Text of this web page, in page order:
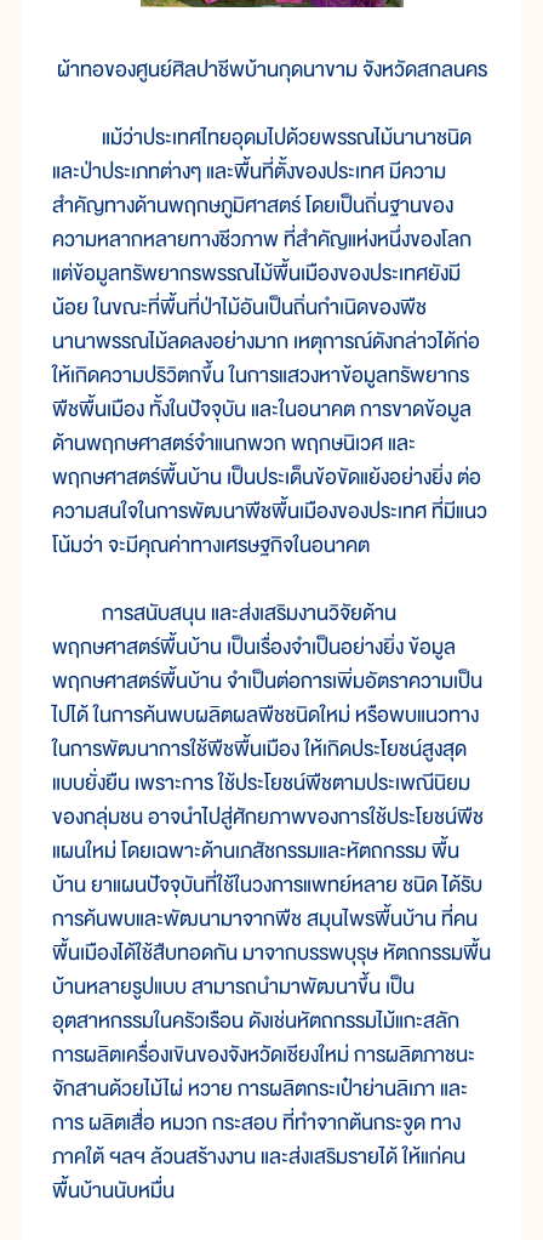
ผ้าทอของศูนย์ศิลปาชีพบ้านกุดนาขาม จังหวัดสกลนคร
แม้ว่าประเทศไทยอุดมไปด้วยพรรณไม้นานาชนิด
และป่าประเภทต่างๆ และพื้นที่ตั้งของประเทศ มีความ
สำคัญทางด้านพฤกษภูมิศาสตร์ โดยเป็นถิ่นฐานของ
ความหลากหลายทางชีวภาพ ที่สำคัญแห่งหนึ่งของโลก
แต่ข้อมูลทรัพยากรพรรณไม้พื้นเมืองของประเทศยังมี
น้อย ในขณะที่พื้นที่ป่าไม้อันเป็นถิ่นกำเนิดของพืช
นานาพรรณไม้ลดลงอย่างมาก เหตุการณ์ดังกล่าวได้ก่อ
ให้เกิดความปริวิตกขึ้น ในการแสวงหาข้อมูลทรัพยากร
พืชพื้นเมือง ทั้งในปัจจุบัน และในอนาคต การขาดข้อมูล
ด้านพฤกษศาสตร์จำแนกพวก พฤกษนิเวศ และ
พฤกษศาสตร์พื้นบ้าน เป็นประเด็นข้อขัดแย้งอย่างยิ่ง ต่อ
ความสนใจในการพัฒนาพืชพื้นเมืองของประเทศ ที่มีแนว
โน้มว่า จะมีคุณค่าทางเศรษฐกิจในอนาคต
การสนับสนุน และส่งเสริมงานวิจัยด้าน
พฤกษศาสตร์พื้นบ้าน เป็นเรื่องจำเป็นอย่างยิ่ง ข้อมูล
พฤกษศาสตร์พื้นบ้าน จำเป็นต่อการเพิ่มอัตราความเป็น
ไปได้ ในการค้นพบผลิตผลพืชชนิดใหม่ หรือพบแนวทาง
ในการพัฒนาการใช้พืชพื้นเมือง ให้เกิดประโยชน์สูงสุด
แบบยั่งยืน เพราะการ ใช้ประโยชน์พืชตามประเพณีนิยม
ของกลุ่มชน อาจนำไปสู่ศักยภาพของการใช้ประโยชน์พืช
แผนใหม่ โดยเฉพาะด้านเภสัชกรรมและหัตถกรรม พื้น
บ้าน ยาแผนปัจจุบันที่ใช้ในวงการแพทย์หลาย ชนิด ได้รับ
การค้นพบและพัฒนามาจากพืช สมุนไพรพื้นบ้าน ที่คน
พื้นเมืองได้ใช้สืบทอดกัน มาจากบรรพบุรุษ หัตถกรรมพื้น
บ้านหลายรูปแบบ สามารถนำมาพัฒนาขึ้น เป็น
อุตสาหกรรมในครัวเรือน ดังเช่นหัตถกรรมไม้แกะสลัก
การผลิตเครื่องเขินของจังหวัดเชียงใหม่ การผลิตภาชนะ
จักสานด้วยไม้ไผ่ หวาย การผลิตกระเป๋าย่านลิเภา และ
การ ผลิตเสื่อ หมวก กระสอบ ที่ทำจากต้นกระจูด ทาง
ภาคใต้ ฯลฯ ล้วนสร้างงาน และส่งเสริมรายได้ ให้แก่คน
พื้นบ้านนับหมื่น